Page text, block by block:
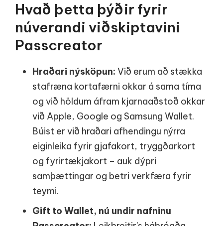
Hvað þetta þýðir fyrir
núverandi viðskiptavini
Passcreator
Hraðari nýsköpun: Við erum að stækka
stafræna kortafærni okkar á sama tíma
og við höldum áfram kjarnaaðstoð okkar
við Apple, Google og Samsung Wallet.
Búist er við hraðari afhendingu nýrra
eiginleika fyrir gjafakort, tryggðarkort
og fyrirtækjakort – auk dýpri
samþættingar og betri verkfæra fyrir
teymi.
Gift to Wallet, nú undir nafninu